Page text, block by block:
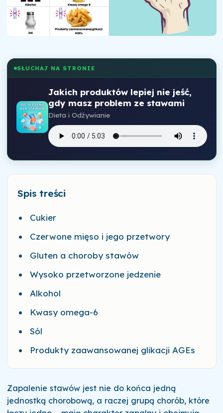
SŁUCHAJ NA STRONIE
Jakich produktów lepiej nie jeść,
gdy masz problem ze stawami
Dieta i Odżywianie
Spis treści
Cukier
Czerwone mięso i jego przetwory
Gluten a choroby stawów
Wysoko przetworzone jedzenie
Alkohol
Kwasy omega-6
Sól
Produkty zaawansowanej glikacji AGEs
Zapalenie stawów jest nie do końca jedną
jednostką chorobową, a raczej grupą chorób, które